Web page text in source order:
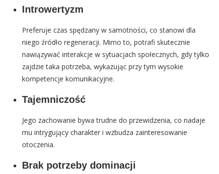
Introwertyzm
Preferuje czas spędzany w samotności, co stanowi dla
niego źródło regeneracji. Mimo to, potrafi skutecznie
nawiązywać interakcje w sytuacjach społecznych, gdy tylko
zajdzie taka potrzeba, wykazując przy tym wysokie
kompetencje komunikacyjne.
Tajemniczość
Jego zachowanie bywa trudne do przewidzenia, co nadaje
mu intrygujący charakter i wzbudza zainteresowanie
otoczenia.
Brak potrzeby dominacji